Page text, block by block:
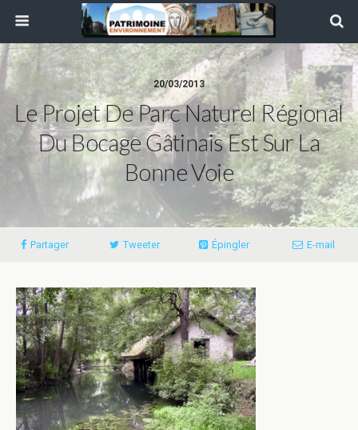
20/03/2013
Le Projet De Parc Naturel Régional
Du Bocage Gâtinais Est Sur La
Bonne Voie
Partager Tweeter Épingler E-mail